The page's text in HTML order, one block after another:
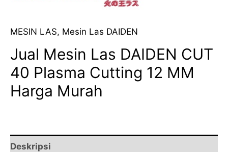
MESIN LAS, Mesin Las DAIDEN
Jual Mesin Las DAIDEN CUT
40 Plasma Cutting 12 MM
Harga Murah
Deskripsi